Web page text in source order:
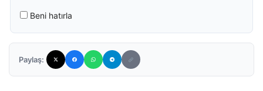
Beni hatırla
Paylaş: